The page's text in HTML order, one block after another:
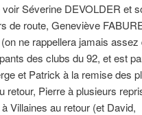
Séverine DEVOLDER et
de route, Geneviève
ne rappellera jamais assez
des clubs du 92, et est
et Patrick à la remise des
retour, Pierre à plusieurs
Villaines au retour (et David,